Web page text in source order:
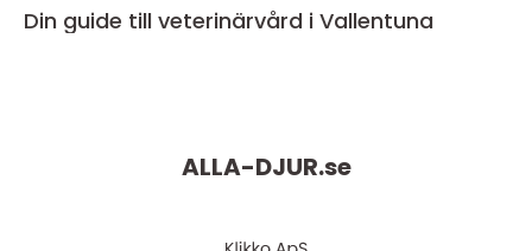
Din guide till veterinärvård i Vallentuna
ALLA-DJUR.se